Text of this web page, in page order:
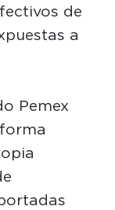
de
a
Pemex